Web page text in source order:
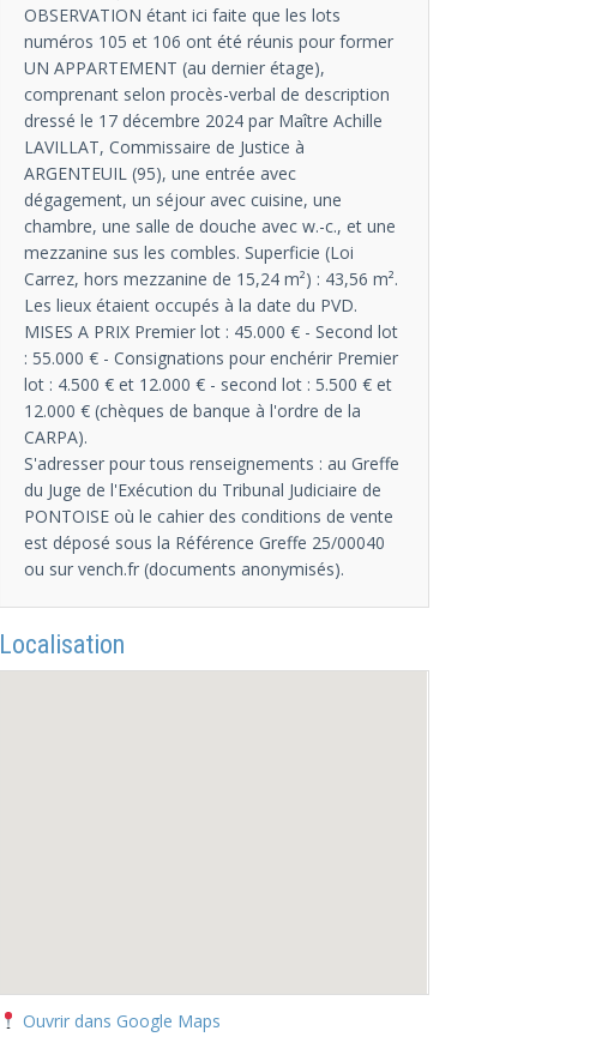
OBSERVATION étant ici faite que les lots
numéros 105 et 106 ont été réunis pour former
UN APPARTEMENT (au dernier étage),
comprenant selon procès-verbal de description
dressé le 17 décembre 2024 par Maître Achille
LAVILLAT, Commissaire de Justice à
ARGENTEUIL (95), une entrée avec
dégagement, un séjour avec cuisine, une
chambre, une salle de douche avec w.-c., et une
mezzanine sus les combles. Superficie (Loi
Carrez, hors mezzanine de 15,24 m²) : 43,56 m².
Les lieux étaient occupés à la date du PVD.
MISES A PRIX Premier lot : 45.000 € - Second lot
: 55.000 € - Consignations pour enchérir Premier
lot : 4.500 € et 12.000 € - second lot : 5.500 € et
12.000 € (chèques de banque à l'ordre de la
CARPA).
S'adresser pour tous renseignements : au Greffe
du Juge de l'Exécution du Tribunal Judiciaire de
PONTOISE où le cahier des conditions de vente
est déposé sous la Référence Greffe 25/00040
ou sur vench.fr (documents anonymisés).
Localisation
Ouvrir dans Google Maps